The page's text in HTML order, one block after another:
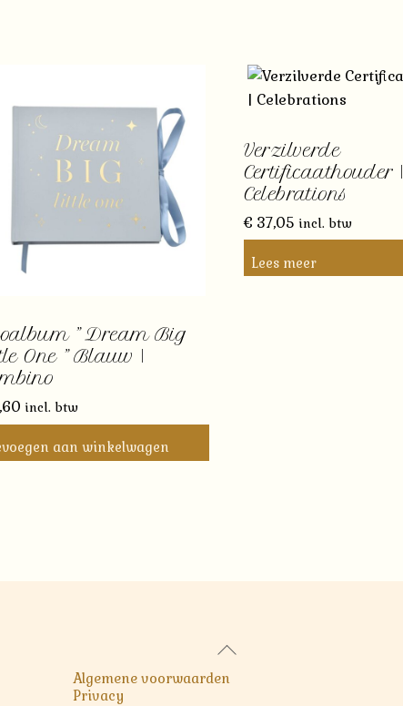
” Dream Big
One ” Blauw |
incl. btw
aan winkelwagen
Verzilverde
Certificaathouder |
Celebrations
€ 37,05 incl. btw
Lees meer
Back
Algemene voorwaarden
Privacy